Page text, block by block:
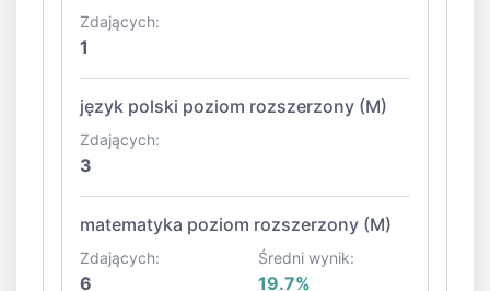
Zdających:
1
język polski poziom rozszerzony (M)
Zdających:
3
matematyka poziom rozszerzony (M)
Zdających:
6
Średni wynik:
19.7%